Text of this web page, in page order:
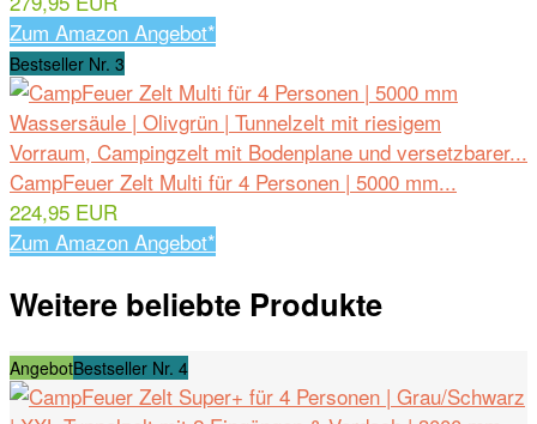
Zum Amazon Angebot*
Bestseller Nr. 3
CampFeuer Zelt Multi für 4 Personen | 5000 mm...
224,95 EUR
Zum Amazon Angebot*
Weitere beliebte Produkte
AngebotBestseller Nr. 4